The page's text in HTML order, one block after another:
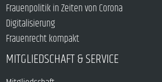
Frauenpolitik in Zeiten von Corona
Digitalisierung
Frauenrecht kompakt
MITGLIEDSCHAFT & SERVICE